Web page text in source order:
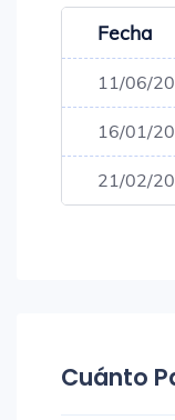
Fecha
11/06/
16/01/
21/02/
Cuánto